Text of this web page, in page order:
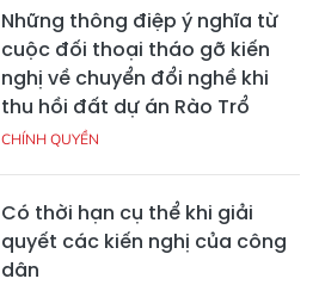
Những thông điệp ý nghĩa từ
cuộc đối thoại tháo gỡ kiến
nghị về chuyển đổi nghề khi
thu hồi đất dự án Rào Trổ
CHÍNH QUYỀN
Có thời hạn cụ thể khi giải
quyết các kiến nghị của công
dân